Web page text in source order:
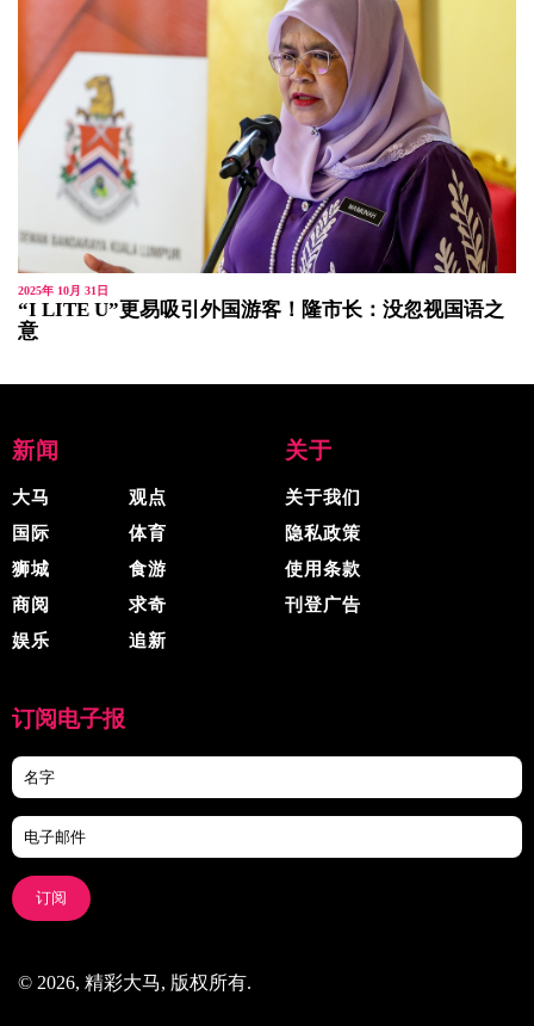
2025年 10月 31日
“I LITE U”更易吸引外国游客！隆市长：没忽视国语之
意
新闻
大马
国际
狮城
商阅
娱乐
观点
体育
食游
求奇
追新
关于
关于我们
隐私政策
使用条款
刊登广告
订阅电子报
订阅
© 2026, 精彩大马, 版权所有.